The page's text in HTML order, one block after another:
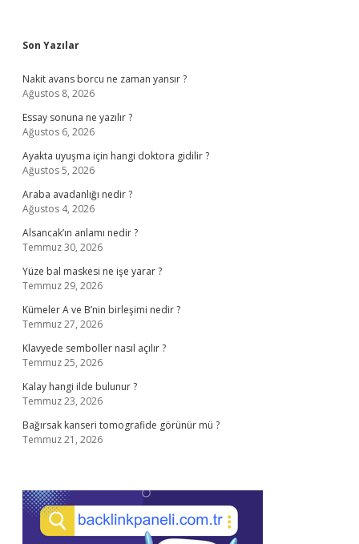
Sidebar
Son Yazılar
Nakit avans borcu ne zaman yansır ?
Ağustos 8, 2026
Essay sonuna ne yazılır ?
Ağustos 6, 2026
Ayakta uyuşma için hangi doktora gidilir ?
Ağustos 5, 2026
Araba avadanlığı nedir ?
Ağustos 4, 2026
Alsancak’ın anlamı nedir ?
Temmuz 30, 2026
Yüze bal maskesi ne işe yarar ?
Temmuz 29, 2026
Kümeler A ve B’nin birleşimi nedir ?
Temmuz 27, 2026
Klavyede semboller nasıl açılır ?
Temmuz 25, 2026
Kalay hangi ilde bulunur ?
Temmuz 23, 2026
Bağırsak kanseri tomografide görünür mü ?
Temmuz 21, 2026